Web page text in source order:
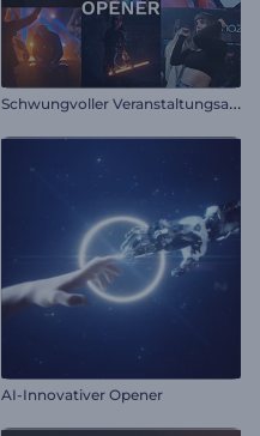
S
chwungvoller Veranstaltungsauftakt
AI-Innovativer Opener